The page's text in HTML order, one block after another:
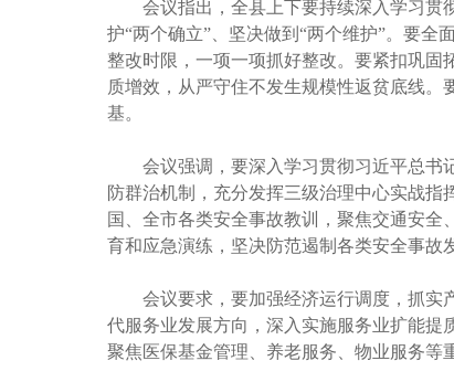
会议指出，全县上下要持续深入学习贯
护“两个确立”、坚决做到“两个维护”。要
整改时限，一项一项抓好整改。要紧扣巩固
质增效，从严守住不发生规模性返贫底线
基。
会议强调，要深入学习贯彻习近平总书
防群治机制，充分发挥三级治理中心实战
国、全市各类安全事故教训，聚焦交通安
育和应急演练，坚决防范遏制各类安全事故
会议要求，要加强经济运行调度，抓实
代服务业发展方向，深入实施服务业扩能提
聚焦医保基金管理、养老服务、物业服务等